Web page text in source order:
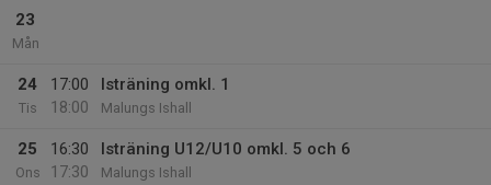
23
Mån
24
Tis
17:00
18:00
Isträning omkl. 1
Malungs Ishall
25
Ons
16:30
17:30
Isträning U12/U10 omkl. 5 och 6
Malungs Ishall